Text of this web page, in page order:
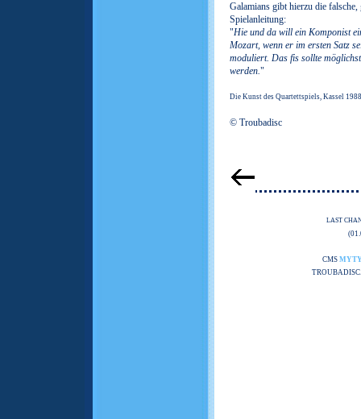
Galamians gibt hierzu die
Spielanleitung:
"Hie und da will ein Komponist
Mozart, wenn er im ersten Satz
moduliert. Das fis sollte
werden."
Die Kunst des Quartettspiels, Kassel 1988
© Troubadisc
LAST
CMS